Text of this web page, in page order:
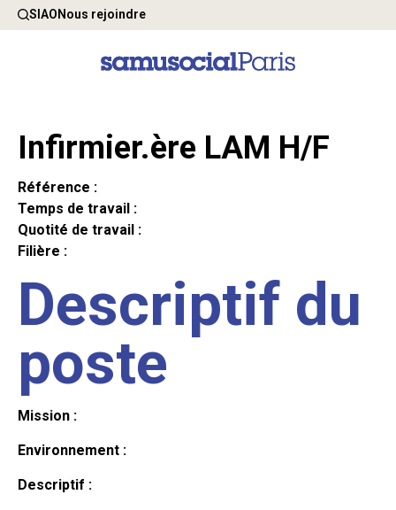
SIAONous rejoindre
Infirmier.ère LAM H/F
Référence :
Temps de travail :
Quotité de travail :
Filière :
Descriptif du
poste
Mission :
Environnement :
Descriptif :